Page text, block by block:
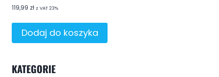
119,99 zł z VAT 23%
Dodaj do koszyka
KATEGORIE